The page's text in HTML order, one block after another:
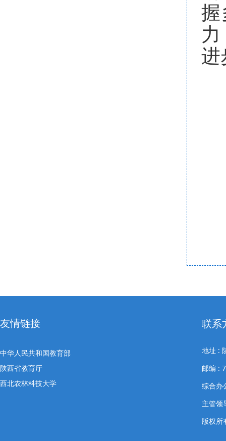
进
友情链接
中华人民共和国教育部
陕西省教育厅
西北农林科技大学
联系
地址 :
邮编 :
综合办
主管
版权